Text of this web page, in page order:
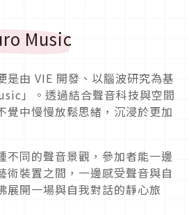
Music
是由 VIE 開發、以腦波研究為基
」。透過結合聲音科技與空間
覺中慢慢放鬆思緒，沉浸於更加
不同的聲音景觀，參加者能一邊
術裝置之間，一邊感受聲音與自
展開一場與自我對話的靜心旅